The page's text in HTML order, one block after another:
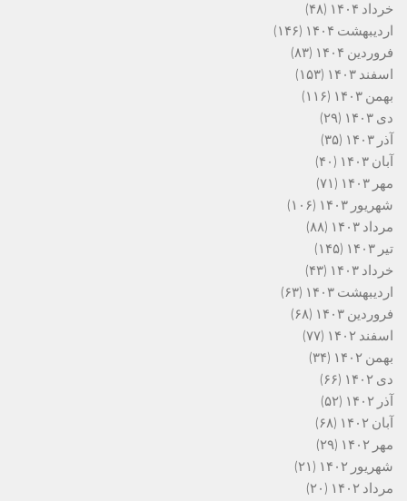
خرداد ۱۴۰۴
(۴۸)
اردیبهشت ۱۴۰۴
(۱۴۶)
فروردین ۱۴۰۴
(۸۳)
اسفند ۱۴۰۳
(۱۵۳)
بهمن ۱۴۰۳
(۱۱۶)
دی ۱۴۰۳
(۲۹)
آذر ۱۴۰۳
(۳۵)
آبان ۱۴۰۳
(۴۰)
مهر ۱۴۰۳
(۷۱)
شهریور ۱۴۰۳
(۱۰۶)
مرداد ۱۴۰۳
(۸۸)
تیر ۱۴۰۳
(۱۴۵)
خرداد ۱۴۰۳
(۴۳)
اردیبهشت ۱۴۰۳
(۶۳)
فروردین ۱۴۰۳
(۶۸)
اسفند ۱۴۰۲
(۷۷)
بهمن ۱۴۰۲
(۳۴)
دی ۱۴۰۲
(۶۶)
آذر ۱۴۰۲
(۵۲)
آبان ۱۴۰۲
(۶۸)
مهر ۱۴۰۲
(۲۹)
شهریور ۱۴۰۲
(۲۱)
مرداد ۱۴۰۲
(۲۰)